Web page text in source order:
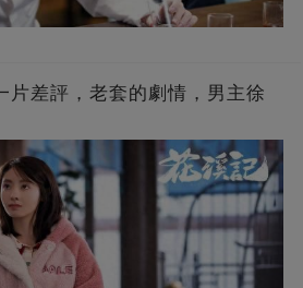
片差評，老套的劇情，男主徐